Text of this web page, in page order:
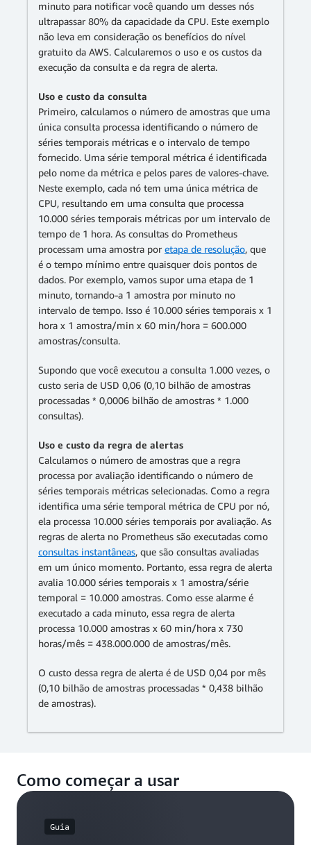
minuto para notificar você quando um desses nós
ultrapassar 80% da capacidade da CPU. Este exemplo
não leva em consideração os benefícios do nível
gratuito da AWS. Calcularemos o uso e os custos da
execução da consulta e da regra de alerta.
Uso e custo da consulta
Primeiro, calculamos o número de amostras que uma
única consulta processa identificando o número de
séries temporais métricas e o intervalo de tempo
fornecido. Uma série temporal métrica é identificada
pelo nome da métrica e pelos pares de valores-chave.
Neste exemplo, cada nó tem uma única métrica de
CPU, resultando em uma consulta que processa
10.000 séries temporais métricas por um intervalo de
tempo de 1 hora. As consultas do Prometheus
processam uma amostra por etapa de resolução, que
é o tempo mínimo entre quaisquer dois pontos de
dados. Por exemplo, vamos supor uma etapa de 1
minuto, tornando-a 1 amostra por minuto no
intervalo de tempo. Isso é 10.000 séries temporais x 1
hora x 1 amostra/min x 60 min/hora = 600.000
amostras/consulta.
Supondo que você executou a consulta 1.000 vezes, o
custo seria de USD 0,06 (0,10 bilhão de amostras
processadas * 0,0006 bilhão de amostras * 1.000
consultas).
Uso e custo da regra de alertas
Calculamos o número de amostras que a regra
processa por avaliação identificando o número de
séries temporais métricas selecionadas. Como a regra
identifica uma série temporal métrica de CPU por nó,
ela processa 10.000 séries temporais por avaliação. As
regras de alerta no Prometheus são executadas como
consultas instantâneas, que são consultas avaliadas
em um único momento. Portanto, essa regra de alerta
avalia 10.000 séries temporais x 1 amostra/série
temporal = 10.000 amostras. Como esse alarme é
executado a cada minuto, essa regra de alerta
processa 10.000 amostras x 60 min/hora x 730
horas/mês = 438.000.000 de amostras/mês.
O custo dessa regra de alerta é de USD 0,04 por mês
(0,10 bilhão de amostras processadas * 0,438 bilhão
de amostras).
Como começar a usar
Guia